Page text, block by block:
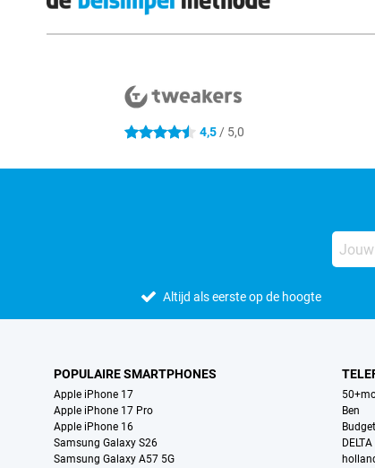
4.5 sterren 4,5/ 5,0
Altijd als eerste op de hoogte
POPULAIRE SMARTPHONES
Apple iPhone 17
Apple iPhone 17 Pro
Apple iPhone 16
Samsung Galaxy S26
Samsung Galaxy A57 5G
Ben
DELTA